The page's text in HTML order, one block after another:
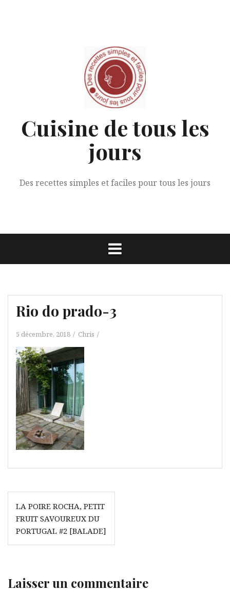
Cuisine de tous les
jours
Des recettes simples et faciles pour tous les jours
Rio do prado-3
5 décembre, 2018 Chris
Navigation
de
l’article
LA POIRE ROCHA, PETIT
FRUIT SAVOUREUX DU
PORTUGAL #2 [BALADE]
Laisser un commentaire